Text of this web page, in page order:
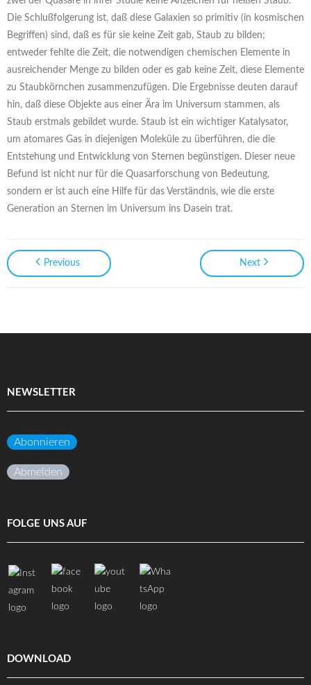
Die Schlußfolgerung ist, daß diese Galaxien so primitiv (in kosmischen
Begriffen) sind, daß es für sie keine Zeit gab, Staub zu bilden;
entweder fehlte die Zeit, die notwendigen chemischen Elemente in
ausreichender Menge zu bilden oder es gab keine Zeit, diese Elemente
zu Staubkörnchen zusammenzufügen. Die Ergebnisse deuten darauf
hin, daß diese Objekte aus einer Ära im Universum stammen, als
Staub erstmals gebildet wurde. Staub ist ein wichtiger Katalysator,
um atomares Gas in diejenigen Moleküle zu überführen, die die
Entstehung und Entwicklung von Sternen begünstigen. Dieser neue
Befund ist nicht nur für die Quasarforschung von Bedeutung,
sondern er ist auch eine Hilfe für das Verständnis, wie die erste
Generation an Sternen im Universum ins Dasein trat.
Previous Next
NEWSLETTER
Abonnieren
Abmelden
FOLGE UNS AUF
DOWNLOAD